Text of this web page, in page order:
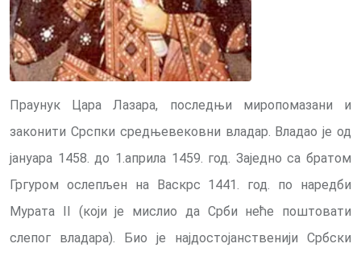
Праунук Цара Лазара, последњи миропомазани и
законити Срспки средњевековни владар. Владао је од
јануара 1458. до 1.априла 1459. год. Заједно са братом
Гргуром ослепљен на Васкрс 1441. год. по наредби
Мурата II (који је мислио да Срби неће поштовати
слепог владара). Био је најдостојанственији Србски